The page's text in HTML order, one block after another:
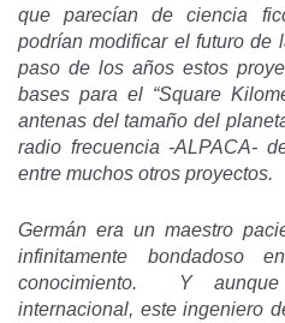
que parecían de ciencia
podrían modificar el futuro
paso de los años estos
bases para el “Square
antenas del tamaño del
radio frecuencia -ALPACA-
entre muchos otros proyectos.
Germán era un maestro
infinitamente bondadoso
conocimiento. Y
internacional, este ingeniero